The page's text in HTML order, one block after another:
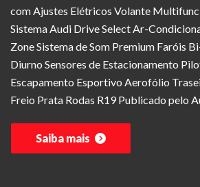
com Ajustes Elétricos Volante
Sistema Audi Drive Select Ar-
Zone Sistema de Som Premium Faróis
Diurno Sensores de Estacionamento
Escapamento Esportivo Aerofólio
Freio Prata Rodas R19 Publicado pelo
Saiba mais